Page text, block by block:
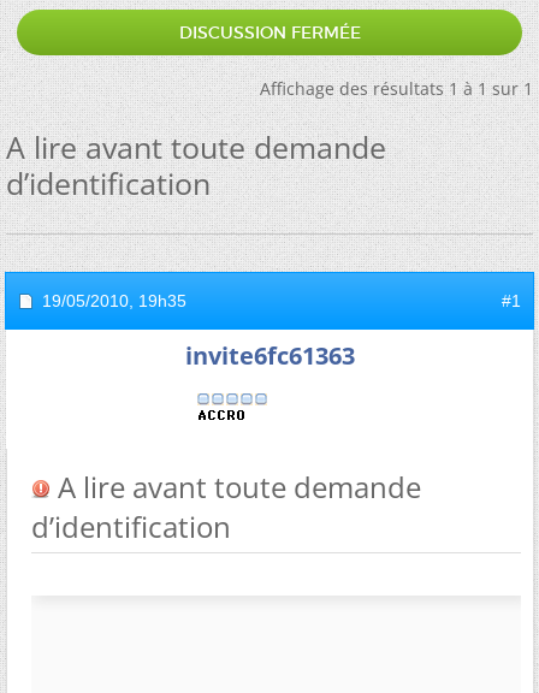
DISCUSSION FERMÉE
Affichage des résultats 1 à 1 sur 1
A lire avant toute demande
d’identification
19/05/2010, 19h35 #1
invite6fc61363
A lire avant toute demande
d’identification